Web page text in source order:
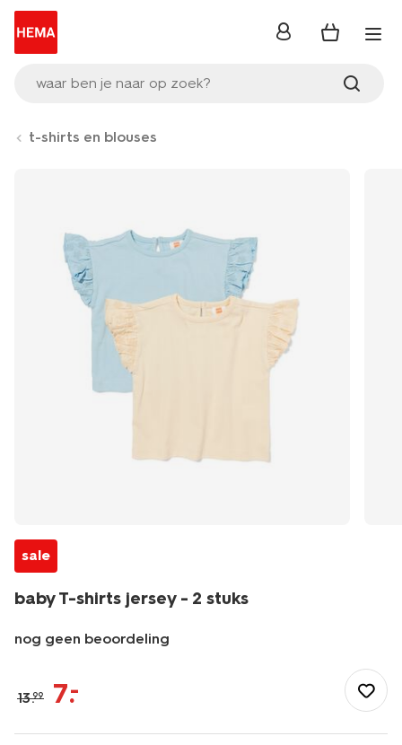
waar ben je naar op zoek?
inloggen
t-shirts en blouses
sale
baby T-shirts jersey - 2 stuks
nog geen beoordeling
shirt-
t-
13.99 7.–